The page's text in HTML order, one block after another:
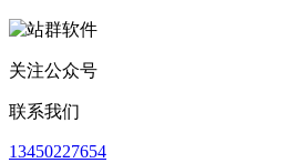
关注公众号
联系我们
13450227654